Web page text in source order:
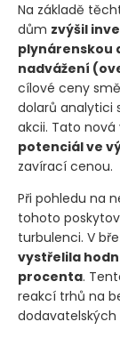
Na základě
dům zvýšil
plynárenskou
nadvážení
cílové ceny
dolarů analytici
akcii. Tato nová
potenciál ve
zavírací cenou.
Při pohledu na
tohoto
turbulenci. V
vystřelila
procenta.
reakcí trhů na
dodavatelských